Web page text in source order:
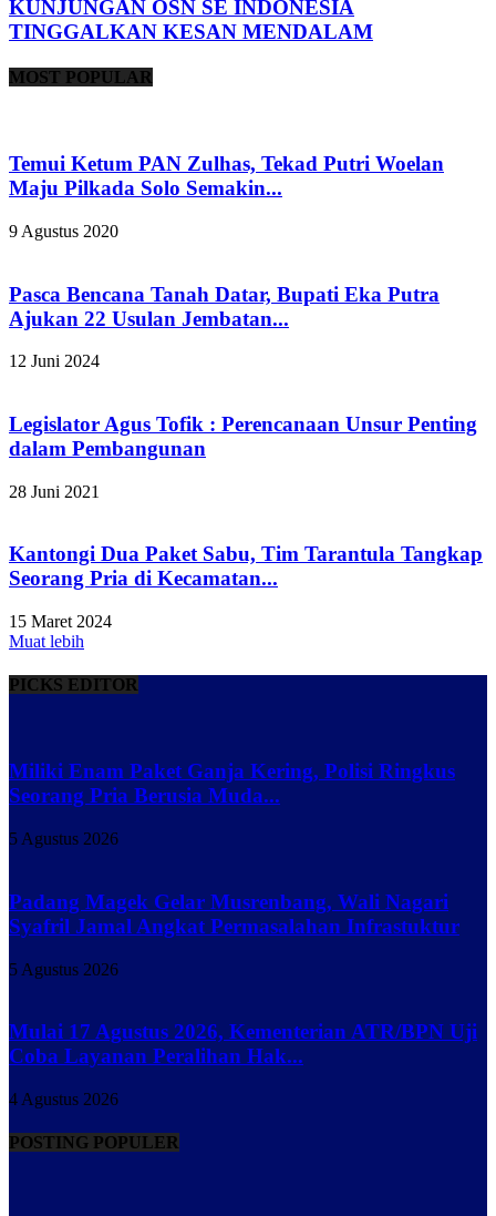
KUNJUNGAN OSN SE INDONESIA
TINGGALKAN KESAN MENDALAM
MOST POPULAR
Temui Ketum PAN Zulhas, Tekad Putri Woelan
Maju Pilkada Solo Semakin...
9 Agustus 2020
Pasca Bencana Tanah Datar, Bupati Eka Putra
Ajukan 22 Usulan Jembatan...
12 Juni 2024
Legislator Agus Tofik : Perencanaan Unsur Penting
dalam Pembangunan
28 Juni 2021
Kantongi Dua Paket Sabu, Tim Tarantula Tangkap
Seorang Pria di Kecamatan...
15 Maret 2024
Muat lebih
PICKS EDITOR
Miliki Enam Paket Ganja Kering, Polisi Ringkus
Seorang Pria Berusia Muda...
5 Agustus 2026
Padang Magek Gelar Musrenbang, Wali Nagari
Syafril Jamal Angkat Permasalahan Infrastuktur
5 Agustus 2026
Mulai 17 Agustus 2026, Kementerian ATR/BPN Uji
Coba Layanan Peralihan Hak...
4 Agustus 2026
POSTING POPULER